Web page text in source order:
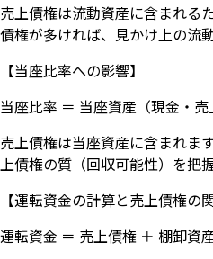
売上債権は流動資産に含まれる
債権が多ければ、見かけ上の流
【当座比率への影響】
当座比率 ＝ 当座資産（現金・
売上債権は当座資産に含まれま
上債権の質（回収可能性）を把
【運転資金の計算と売上債権の関
運転資金 ＝ 売上債権 ＋ 棚卸資